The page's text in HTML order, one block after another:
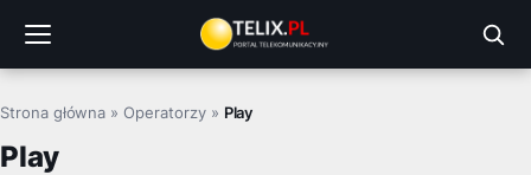
treści
Strona główna »Operatorzy» Play
Play